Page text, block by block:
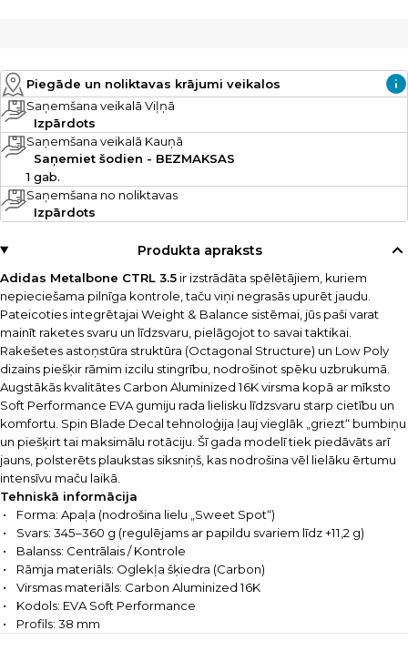
Piegāde un noliktavas krājumi veikalos
Saņemšana veikalā Viļņā
Izpārdots
Saņemšana veikalā Kauņā
Saņemiet šodien - BEZMAKSAS
1 gab.
Saņemšana no noliktavas
Izpārdots
Produkta apraksts
Adidas Metalbone CTRL 3.5 ir izstrādāta spēlētājiem, kuriem
nepieciešama pilnīga kontrole, taču viņi negrasās upurēt jaudu.
Pateicoties integrētajai Weight & Balance sistēmai, jūs paši varat
mainīt raketes svaru un līdzsvaru, pielāgojot to savai taktikai.
Rakešetes astoņstūra struktūra (Octagonal Structure) un Low Poly
dizains piešķir rāmim izcilu stingrību, nodrošinot spēku uzbrukumā.
Augstākās kvalitātes Carbon Aluminized 16K virsma kopā ar mīksto
Soft Performance EVA gumiju rada lielisku līdzsvaru starp cietību un
komfortu. Spin Blade Decal tehnoloģija ļauj vieglāk „griezt“ bumbiņu
un piešķirt tai maksimālu rotāciju. Šī gada modelī tiek piedāvāts arī
jauns, polsterēts plaukstas siksniņš, kas nodrošina vēl lielāku ērtumu
intensīvu maču laikā.
Tehniskā informācija
Forma: Apaļa (nodrošina lielu „Sweet Spot“)
Svars: 345–360 g (regulējams ar papildu svariem līdz +11,2 g)
Balanss: Centrālais / Kontrole
Rāmja materiāls: Oglekļa šķiedra (Carbon)
Virsmas materiāls: Carbon Aluminized 16K
Kodols: EVA Soft Performance
Profils: 38 mm